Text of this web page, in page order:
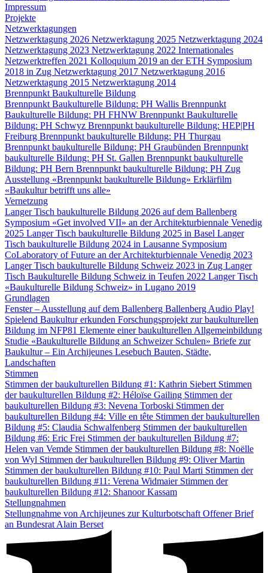
Impressum
Projekte
Netzwerktagungen
Netzwerktagung 2026 Netzwerktagung 2025 Netzwerktagung 2024
Netzwerktagung 2023 Netzwerktagung 2022 Internationales
Netzwerktreffen 2021 Kolloquium 2019 an der ETH Symposium
2018 in Zug Netzwerktagung 2017 Netzwerktagung 2016
Netzwerktagung 2015 Netzwerktagung 2014
Brennpunkt Baukulturelle Bildung
Brennpunkt Baukulturelle Bildung: PH Wallis Brennpunkt
Baukulturelle Bildung: PH FHNW Brennpunkt Baukulturelle
Bildung: PH Schwyz Brennpunkt baukulturelle Bildung: HEP|PH
Freiburg Brennpunkt baukulturelle Bildung: PH Thurgau
Brennpunkt baukulturelle Bildung: PH Graubünden Brennpunkt
baukulturelle Bildung: PH St. Gallen Brennpunkt baukulturelle
Bildung: PH Bern Brennpunkt baukulturelle Bildung: PH Zug
Ausstellung «Brennpunkt baukulturelle Bildung» Erklärfilm
«Baukultur betrifft uns alle»
Vernetzung
Langer Tisch baukulturelle Bildung 2026 auf dem Ballenberg
Symposium «Get involved VII» an der Architekturbiennale Venedig
2025 Langer Tisch baukulturelle Bildung 2025 in Basel Langer
Tisch baukulturelle Bildung 2024 in Lausanne Symposium
CoLaboratory of Future an der Architekturbiennale Venedig 2023
Langer Tisch baukulturelle Bildung Schweiz 2023 in Zug Langer
Tisch Baukulturelle Bildung Schweiz in Teufen 2022 Langer Tisch
«Baukulturelle Bildung Schweiz» in Lugano 2019
Grundlagen
Fenster – Ausstellung auf dem Ballenberg Ballenberg Audio Play!
Spielend Baukultur erkunden Forschungsprojekt zur baukulturellen
Bildung im NFP81 Elemente einer baukulturellen Allgemeinbildung
Studie «Baukulturelle Bildung an Schweizer Schulen» Briefe zur
Baukultur – Ein Archijeunes Lesebuch Bauten, Städte,
Landschaften
Stimmen
Stimmen der baukulturellen Bildung #1: Kathrin Siebert Stimmen
der baukulturellen Bildung #2: Héloïse Gailing Stimmen der
baukulturellen Bildung #3: Nevena Torboski Stimmen der
baukulturellen Bildung #4: Ville en tête Stimmen der baukulturellen
Bildung #5: Claudia Schwalfenberg Stimmen der baukulturellen
Bildung #6: Eric Frei Stimmen der baukulturellen Bildung #7:
Helen van Vemde Stimmen der baukulturellen Bildung #8: Noëlle
von Wyl Stimmen der baukulturellen Bildung #9: Oliver Martin
Stimmen der baukulturellen Bildung #10: Paul Marti Stimmen der
baukulturellen Bildung #11: Verena Widmaier Stimmen der
baukulturellen Bildung #12: Shanoor Kassam
Stellungnahmen
Stellungnahme von Archijeunes zur Kulturbotschaft Offener Brief
an Bundesrat Alain Berset